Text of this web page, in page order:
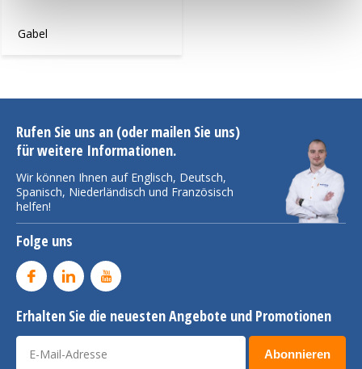
Gabel
Rufen Sie uns an (oder mailen Sie uns)
für weitere Informationen.
Wir können Ihnen auf Englisch, Deutsch,
Spanisch, Niederländisch und Französisch
helfen!
Folge uns
Erhalten Sie die neuesten Angebote und Promotionen
Abonnieren